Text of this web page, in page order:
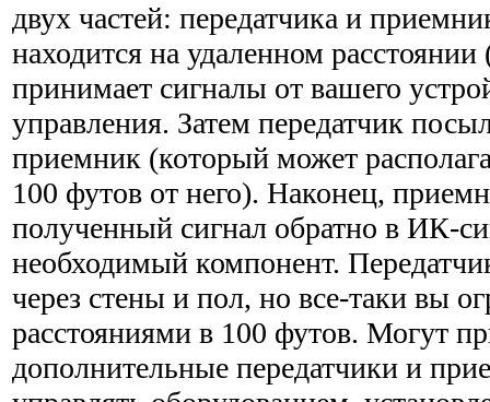
двух частей: передатчика и
находится на удален­ном
принимает сигналы от вашего
управления. Затем передатчик
приемник (который может
100 футов от него). Наконец,
полученный сигнал обратно в ИК-
необ­ходимый компонент.
через стены и пол, но все-таки вы
расстояниями в 100 футов. Могут
дополнитель­ные передатчики и